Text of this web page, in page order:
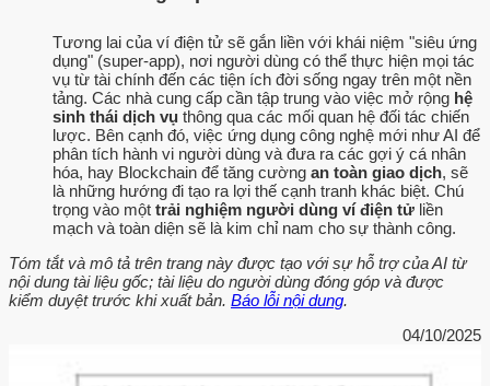
Tương lai của ví điện tử sẽ gắn liền với khái niệm "siêu ứng
dụng" (super-app), nơi người dùng có thể thực hiện mọi tác
vụ từ tài chính đến các tiện ích đời sống ngay trên một nền
tảng. Các nhà cung cấp cần tập trung vào việc mở rộng hệ
sinh thái dịch vụ thông qua các mối quan hệ đối tác chiến
lược. Bên cạnh đó, việc ứng dụng công nghệ mới như AI để
phân tích hành vi người dùng và đưa ra các gợi ý cá nhân
hóa, hay Blockchain để tăng cường an toàn giao dịch, sẽ
là những hướng đi tạo ra lợi thế cạnh tranh khác biệt. Chú
trọng vào một trải nghiệm người dùng ví điện tử liền
mạch và toàn diện sẽ là kim chỉ nam cho sự thành công.
Tóm tắt và mô tả trên trang này được tạo với sự hỗ trợ của AI từ
nội dung tài liệu gốc; tài liệu do người dùng đóng góp và được
kiểm duyệt trước khi xuất bản. Báo lỗi nội dung.
04/10/2025